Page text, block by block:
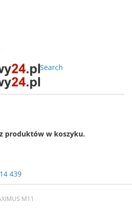
Search
produktów w koszyku.
439
M11